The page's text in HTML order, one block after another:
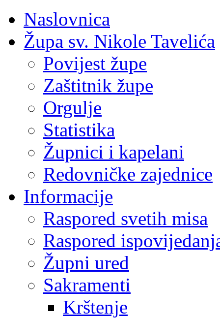
Naslovnica
Župa sv. Nikole Tavelića
Povijest župe
Zaštitnik župe
Orgulje
Statistika
Župnici i kapelani
Redovničke zajednice
Informacije
Raspored svetih misa
Raspored
Župni ured
Sakramenti
Krštenje